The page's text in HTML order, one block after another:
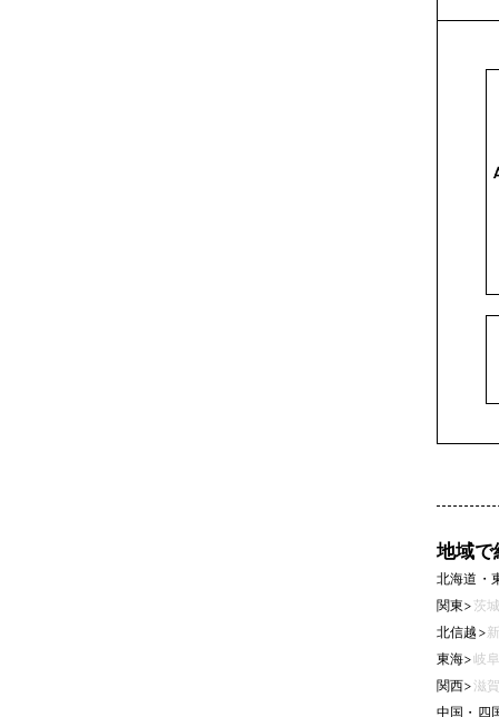
地域で
北海道・
関東> 茨
北信越 >
東海>岐
関西>滋
中国・四